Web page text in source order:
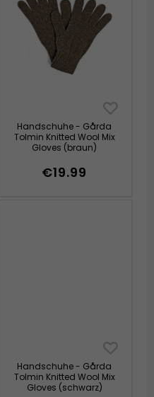
Handschuhe - Gårda
Tolmin Knitted Wool Mix
Gloves (braun)
€19.99
Handschuhe - Gårda
Tolmin Knitted Wool Mix
Gloves (schwarz)